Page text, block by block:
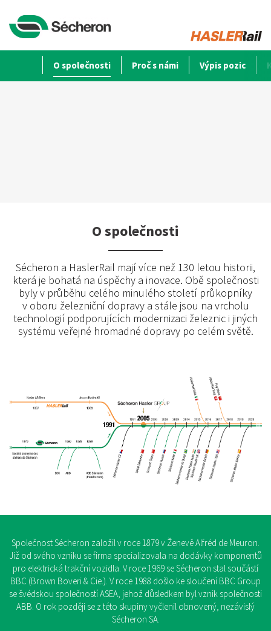
O společnosti Proč s námi Výpis pozic
O společnosti
Sécheron a HaslerRail mají více než 130 letou historii,
která je bohatá na úspěchy a inovace. Obě společnosti
byly v průběhu celého minulého století průkopníky
v oboru železniční dopravy a stále jsou na vrcholu
technologií podporujících modernizaci železnic i jiných
systému veřejné hromadné dopravy po celém světě.
Společnost Sécheron založil v roce 1879 v Ženevě Alfréd de Meuron.
Již od svého vzniku se firma specializovala na dodávky komponentů
pro elektrická trakční vozidla. V roce 1969 se Sécheron stal součástí
BBC (Brown Boveri & Cie.). V roce 1988 došlo ke sloučení BBC Group
se švédskou společností ASEA, jehož důsledkem byl vznik společnosti
ABB. O rok později se z této skupiny vyčlenil obnovený, nezávislý
Sécheron SA.